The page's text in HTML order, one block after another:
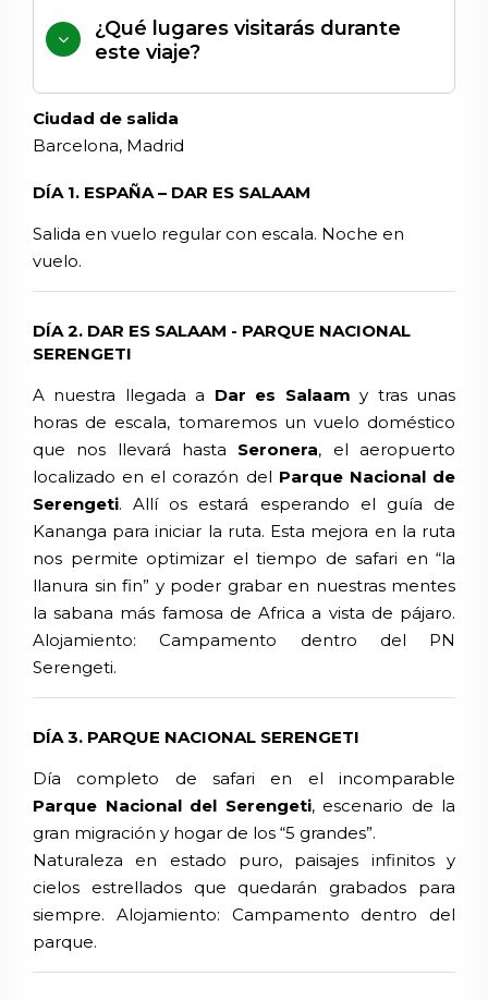
¿Qué lugares visitarás durante
este viaje?
Ciudad de salida
Barcelona, Madrid
DÍA 1. ESPAÑA – DAR ES SALAAM
Salida en vuelo regular con escala. Noche en
vuelo.
DÍA 2. DAR ES SALAAM - PARQUE NACIONAL
SERENGETI
A nuestra llegada a Dar es Salaam y tras unas
horas de escala, tomaremos un vuelo doméstico
que nos llevará hasta Seronera, el aeropuerto
localizado en el corazón del Parque Nacional de
Serengeti. Allí os estará esperando el guía de
Kananga para iniciar la ruta. Esta mejora en la ruta
nos permite optimizar el tiempo de safari en “la
llanura sin fin” y poder grabar en nuestras mentes
la sabana más famosa de Africa a vista de pájaro.
Alojamiento: Campamento dentro del PN
Serengeti.
DÍA 3. PARQUE NACIONAL SERENGETI
Día completo de safari en el incomparable
Parque Nacional del Serengeti, escenario de la
gran migración y hogar de los “5 grandes”.
Naturaleza en estado puro, paisajes infinitos y
cielos estrellados que quedarán grabados para
siempre. Alojamiento: Campamento dentro del
parque.